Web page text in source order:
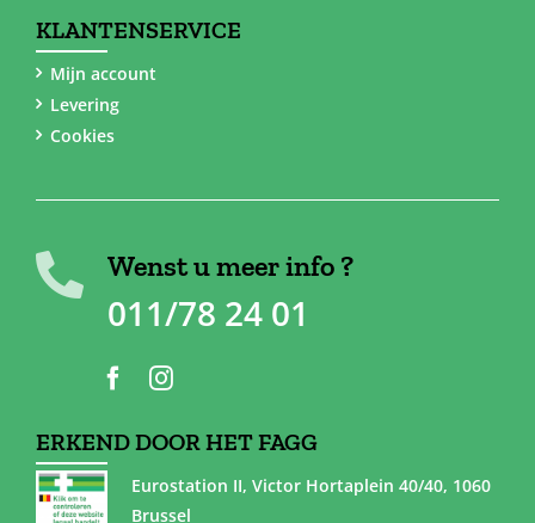
KLANTENSERVICE
Mijn account
Levering
Cookies
Wenst u meer info ?
011/78 24 01
ERKEND DOOR HET FAGG
Eurostation II, Victor Hortaplein 40/40, 1060
Brussel